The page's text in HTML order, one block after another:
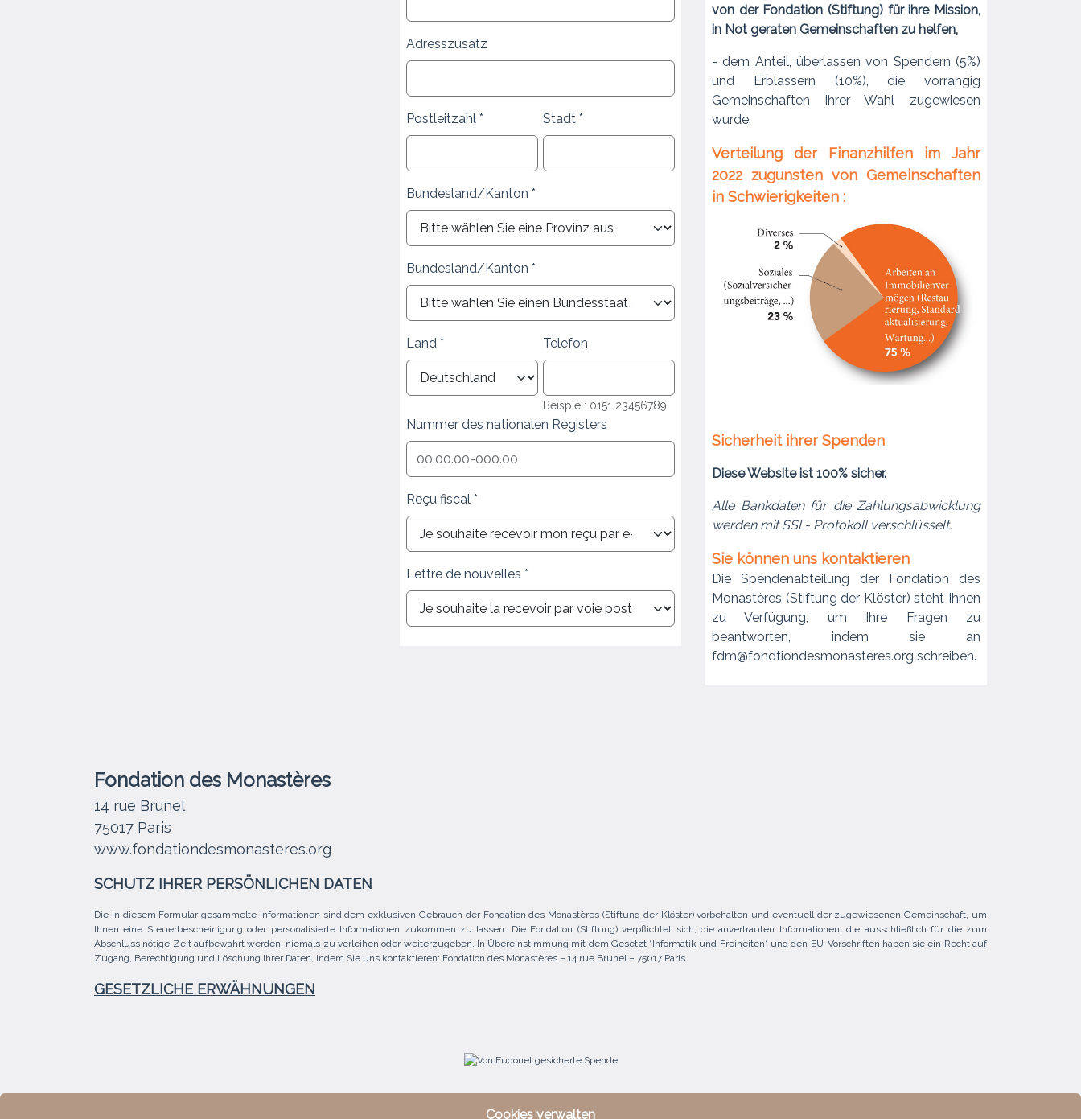
Adresszusatz
Postleitzahl Stadt
Bundesland/Kanton
Bundesland/Kanton
Land Telefon
Beispiel: 0151 23456789
Nummer des nationalen Registers
Reçu fiscal
Lettre de nouvelles
von der Fondation (Stiftung) für ihre Mission,
in Not geraten Gemeinschaften zu helfen,
- dem Anteil, überlassen von Spendern (5%)
und Erblassern (10%), die vorrangig
Gemeinschaften ihrer Wahl zugewiesen
wurde.
Verteilung der Finanzhilfen im Jahr
2022 zugunsten von Gemeinschaften
in Schwierigkeiten :
Sicherheit ihrer Spenden
Diese Website ist 100% sicher.
Alle Bankdaten für die Zahlungsabwicklung
werden mit SSL- Protokoll verschlüsselt.
Sie können uns kontaktieren
Die Spendenabteilung der Fondation des
Monastères (Stiftung der Klöster) steht Ihnen
zu Verfügung, um Ihre Fragen zu
beantworten, indem sie an
fdm@fondtiondesmonasteres.org schreiben.
Fondation des Monastères
14 rue Brunel
75017 Paris
www.fondationdesmonasteres.org
SCHUTZ IHRER PERSÖNLICHEN DATEN
Die in diesem Formular gesammelte Informationen sind dem exklusiven Gebrauch der Fondation des Monastères (Stiftung der Klöster) vorbehalten und eventuell der zugewiesenen Gemeinschaft, um
Ihnen eine Steuerbescheinigung oder personalisierte Informationen zukommen zu lassen. Die Fondation (Stiftung) verpflichtet sich, die anvertrauten Informationen, die ausschließlich für die zum
Abschluss nötige Zeit aufbewahrt werden, niemals zu verleihen oder weiterzugeben. In Übereinstimmung mit dem Gesetzt “Informatik und Freiheiten“ und den EU-Vorschriften haben sie ein Recht auf
Zugang, Berechtigung und Löschung Ihrer Daten, indem Sie uns kontaktieren: Fondation des Monastères – 14 rue Brunel – 75017 Paris.
GESETZLICHE ERWÄHNUNGEN
Cookies verwalten